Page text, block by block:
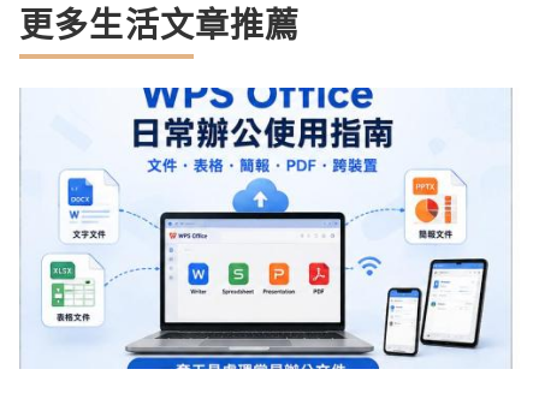
更多生活文章推薦